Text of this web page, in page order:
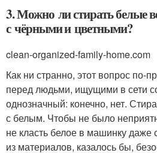
3. Можно ли стирать белые
с чёрными и цветными?
clean-organized-family-home.com
Как ни странно, этот вопрос
перед людьми, ищущими в сети
однозначный: конечно, нет.
с белым. Чтобы не было
не класть белое в машинку даже
из материалов, казалось бы,